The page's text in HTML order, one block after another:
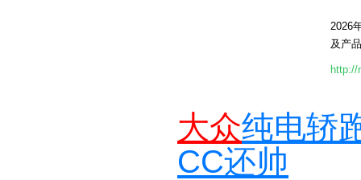
2026
及产
http://
大众纯电轿
CC还帅